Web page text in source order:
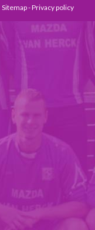
Sitemap-Privacy policy